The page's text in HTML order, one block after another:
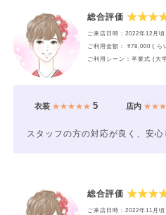
総合評価
ご来店日時：2022年12月頃
ご利用金額： ¥78,000くら
ご利用シーン：卒業式 (大
衣装★★★★★ 5 店内
スタッフの方の対応が良く、安
総合評価
ご来店日時：2022年11月頃